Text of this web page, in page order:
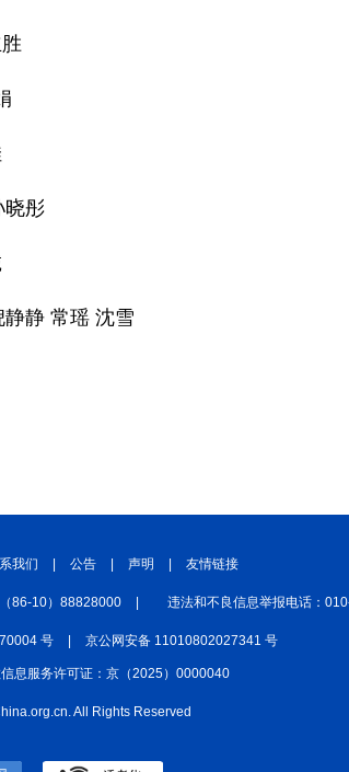
晓彤
静 常瑶 沈雪
我们 | 公告 | 声明 | 友情链接
86-10）88828000 | 违法和不良信息举报电话：
号 | 京公网安备 11010802027341 号
息服务许可证：京（2025）0000040
All Rights Reserved